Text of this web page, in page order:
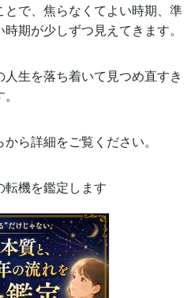
で、焦らなくてよい時期、準
期が少しずつ見えてきます。
生を落ち着いて見つめ直すき
ら詳細をご覧ください。
転機を鑑定します